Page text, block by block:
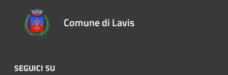
Comune di Lavis
SEGUICI SU